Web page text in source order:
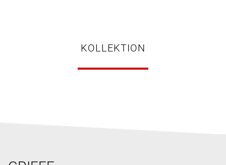
KOLLEKTION